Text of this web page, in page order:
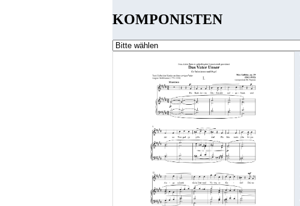
KOMPONISTEN